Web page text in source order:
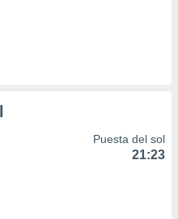
Puesta del sol
21:23